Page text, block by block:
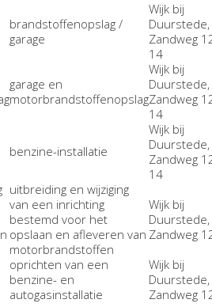
brandstoffenopslag /
garage
Wijk bij
Duurstede,
Zandweg
14
garage en
motorbrandstoffenopslag
Wijk bij
Duurstede,
Zandweg
14
benzine-installatie
Wijk bij
Duurstede,
Zandweg
14
uitbreiding en wijziging
van een inrichting
bestemd voor het
opslaan en afleveren van
motorbrandstoffen
Wijk bij
Duurstede,
Zandweg
oprichten van een
benzine- en
autogasinstallatie
Wijk bij
Duurstede,
Zandweg